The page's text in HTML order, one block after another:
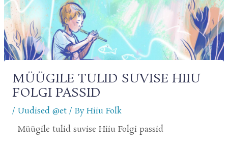
MÜÜGILE TULID SUVISE HIIU
FOLGI PASSID
/ Uudised @et/ ByHiiu Folk
Müügile tulid suvise Hiiu Folgi passid